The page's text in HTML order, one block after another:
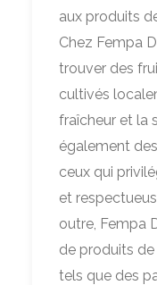
aux produits
Chez Fempa
trouver des
cultivés
fraîcheur et la
également
ceux qui
et
outre, Fempa
de produits
tels que des